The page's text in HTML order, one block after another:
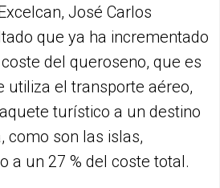
José Carlos
que ya ha incrementado
del queroseno, que es
utiliza el transporte aéreo,
turístico a un destino
como son las islas,
a un 27 % del coste total.